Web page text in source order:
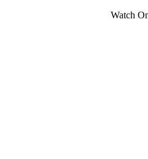
Watch